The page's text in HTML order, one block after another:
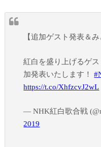
【追加ゲスト発表＆み
紅白を盛り上げるゲ
加発表いたします！
https://t.co/XhfzcvJ2wL
— NHK紅白歌合戦
2019